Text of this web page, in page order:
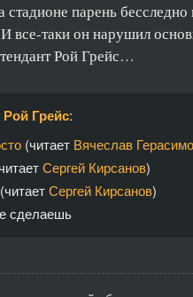
парень
все-таки он нарушил
Рой Грейс…
Рой Грейс:
(читает Вячеслав
Сергей Кирсанов)
(читаетСергей Кирсанов)
сделаешь